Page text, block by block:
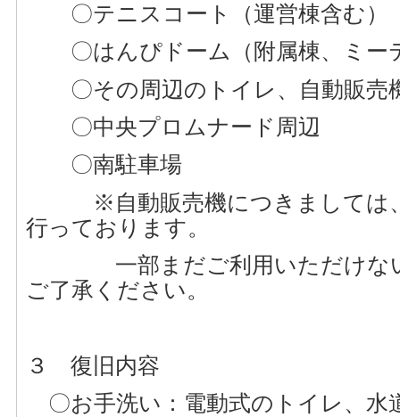
〇テニスコート（運営棟含む）
〇はんぴドーム（附属棟、ミー
〇その周辺のトイレ、自動販売
〇中央プロムナード周辺
〇南駐車場
※自動販売機につきましては、
行っております。
一部まだご利用いただけない
ご了承ください。
３ 復旧内容
〇お手洗い：電動式のトイレ、水